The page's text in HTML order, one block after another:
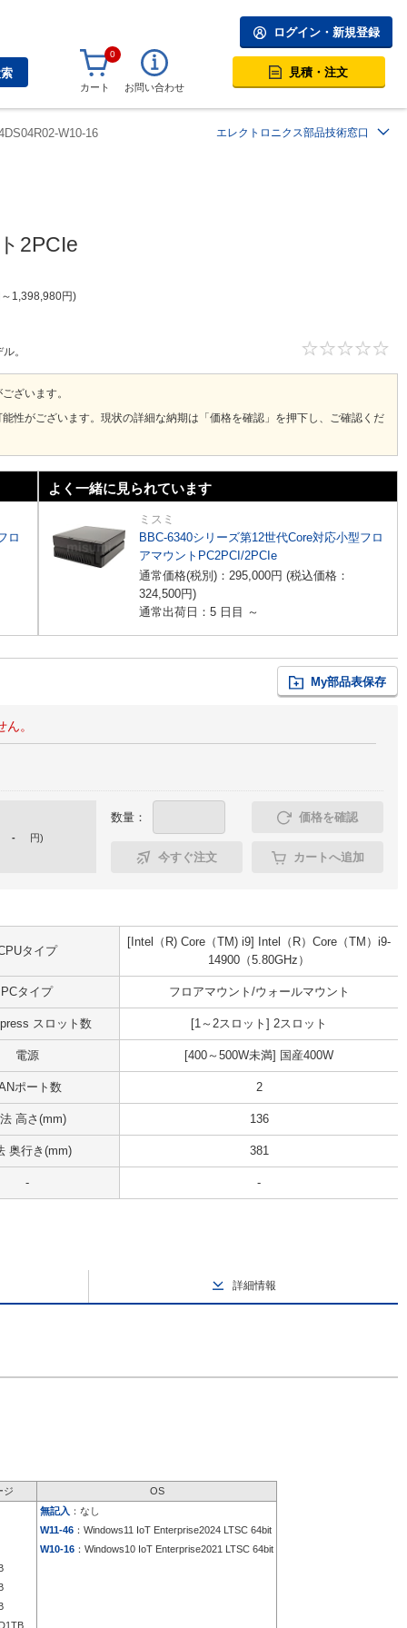
ログイン・新規登録
0
カート お問い合わせ
見積・注文
W10-16 エレクトロニクス部品技術窓口
2PCIe
～ 1,398,980円
。
ざいます。
性がございます。現状の詳細な納期は「価格を確認」を押下し、ご確認くだ
ロ
よく一緒に見られています
ミスミ
BBC-6340シリーズ第12世代Core対応小型フロ
アマウントPC2PCI/2PCIe
通常価格(税別)： 295,000円 (税込価格：
324,500円)
通常出荷日：5 日目 ～
My部品表保存
。
- 円)
数量： 価格を確認
今すぐ注文 カートへ追加
タイプ
[Intel（R) Core（TM) i9] Intel（R）Core（TM）i9-
14900（5.80GHz）
PCタイプ フロアマウント/ウォールマウント
スロット数 [1～2スロット] 2スロット
電源 [400～500W未満] 国産400W
ポート数 2
高さ(mm) 136
奥行き(mm) 381
- -
詳細情報
ジ OS
無記入 ：なし
W11-46 ：Windows11 IoT Enterprise2024 LTSC 64bit
W10-16 ：Windows10 IoT Enterprise2021 LTSC 64bit